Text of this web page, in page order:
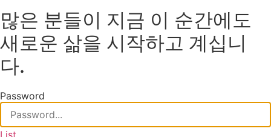
많은 분들이 지금 이 순간에도
새로운 삶을 시작하고 계십니
다.
Password